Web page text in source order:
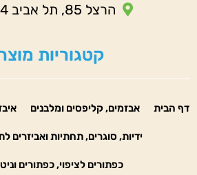
הרצל 85, תל אביב 6655404
קטגוריות
דף הבית אבזמים, קליפסים ומלבנים
ידיות, סוגרים, תחתיות ואביזרים
כפתורים לציפוי, כפתורים